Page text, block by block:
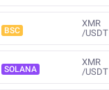
BSC
XMR
/USDT
SOLANA
XMR
/USDT